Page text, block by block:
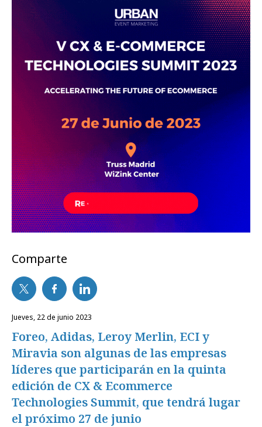
Comparte
jueves, 22 de junio 2023
Foreo, Adidas, Leroy Merlin, ECI y
Miravia son algunas de las empresas
líderes que participarán en la quinta
edición de CX & Ecommerce
Technologies Summit, que tendrá lugar
el próximo 27 de junio